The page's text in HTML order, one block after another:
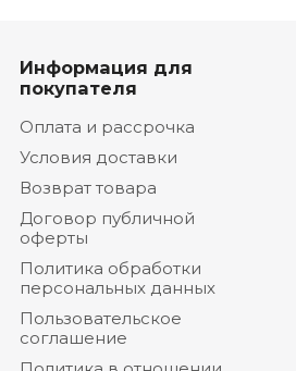
Информация для
покупателя
Оплата и рассрочка
Условия доставки
Возврат товара
Договор публичной
оферты
Политика обработки
персональных данных
Пользовательское
соглашение